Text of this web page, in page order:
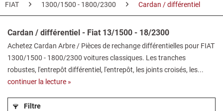
FIAT 1300/1500 - 1800/2300 Cardan / différentiel
Cardan / différentiel - Fiat 13/1500 - 18/2300
Achetez Cardan Arbre / Pièces de rechange différentielles pour FIAT
1300/1500 - 1800/2300 voitures classiques. Les tranches
robustes, l'entrepôt différentiel, l'entrepôt, les joints croisés, les...
continuer la lecture »
Filtre